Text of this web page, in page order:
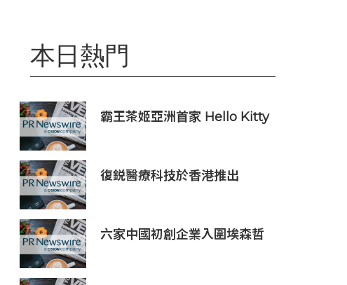
本日熱門
霸王茶姬亞洲首家 Hello Kitty
復鋭醫療科技於香港推出
六家中國初創企業入圍埃森哲